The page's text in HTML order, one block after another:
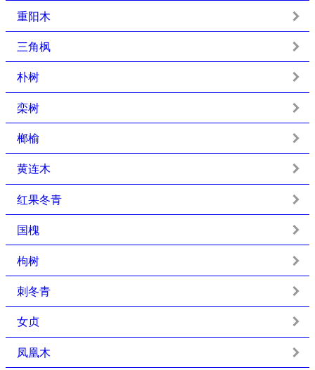
重阳木
三角枫
朴树
栾树
榔榆
黄连木
红果冬青
国槐
枸树
刺冬青
女贞
凤凰木